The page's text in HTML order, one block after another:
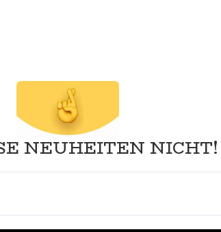
NEUHEITEN NICHT!